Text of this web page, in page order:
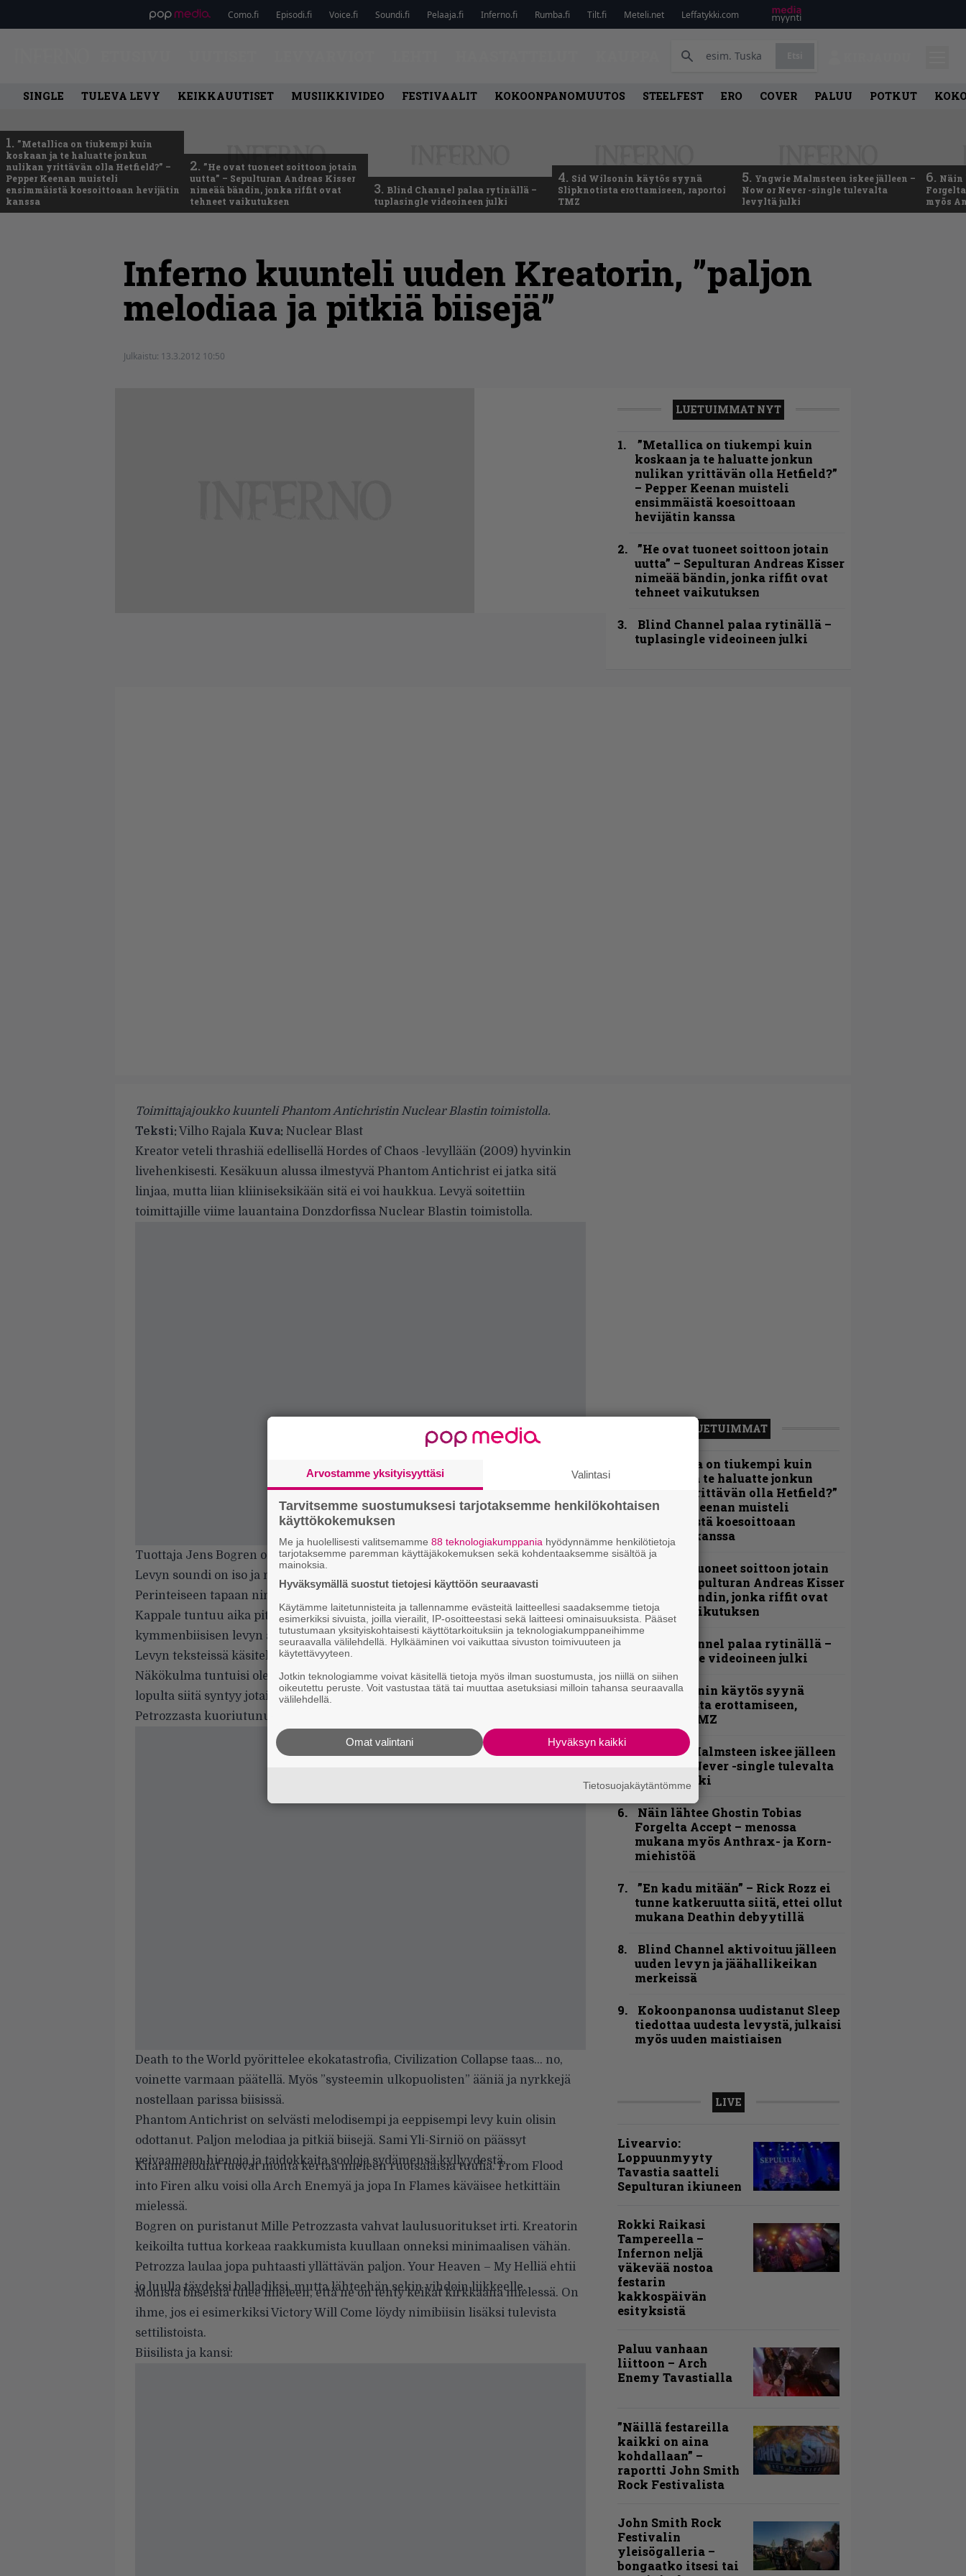
Como.fi Episodi.fi Voice.fi Soundi.fi Pelaaja.fi Inferno.fi Rumba.fi Tilt.fi Meteli.net Leffatykki.com
SINGLE TULEVA LEVY KEIKKAUUTISET MUSIIKKIVIDEO FESTIVAALIT KOKOONPANOMUUTOS STEELFEST ERO COVER PALUU POTKUT
1. ”Metallica on tiukempi kuin
koskaan ja te haluatte jonkun
nulikan yrittävän olla Hetfield?” –
Pepper Keenan muisteli
ensimmäistä koesoittoaan hevijätin
kanssa
2. ”He ovat tuoneet soittoon jotain
uutta” – Sepulturan Andreas Kisser
nimeää bändin, jonka riffit ovat
tehneet vaikutuksen
3. Blind Channel palaa rytinällä –
tuplasingle videoineen julki
4. Sid Wilsonin käytös syynä
Slipknotista erottamiseen, raportoi
TMZ
5. Yngwie Malmsteen iskee jälleen –
Now or Never -single tulevalta
levyltä julki
6. Näin
myös
Inferno kuunteli uuden Kreatorin, ”paljon
melodiaa ja pitkiä biisejä”
Julkaistu: 13.3.2012 10:50
LUETUIMMAT NYT
”Metallica on tiukempi kuin
koskaan ja te haluatte jonkun
nulikan yrittävän olla Hetfield?”
– Pepper Keenan muisteli
ensimmäistä koesoittoaan
hevijätin kanssa
”He ovat tuoneet soittoon jotain
uutta” – Sepulturan Andreas Kisser
nimeää bändin, jonka riffit ovat
tehneet vaikutuksen
Blind Channel palaa rytinällä –
tuplasingle videoineen julki
Toimittajajoukko kuunteli Phantom Antichristin Nuclear Blastin toimistolla.
Teksti: Vilho Rajala Kuva: Nuclear Blast
Kreator veteli thrashiä edellisellä Hordes of Chaos -levyllään (2009) hyvinkin
livehenkisesti. Kesäkuun alussa ilmestyvä Phantom Antichrist ei jatka sitä
linjaa, mutta liian kliiniseksikään sitä ei voi haukkua. Levyä soitettiin
toimittajille viime lauantaina Donzdorfissa Nuclear Blastin toimistolla.
Tuottaja Jens Bogren on tehnyt tämänkin bändin kanssa erittäin hyvää työtä.
Levyn soundi on iso ja miellyttävä. Ventorin rummut ovat yllättävän pinnassa.
Perinteiseen tapaan nimibiisi tulee heti intron jälkeen ja on varma livehitti.
Kappale tuntuu aika pitkältä, ja tämä vaikutelma toistuu moneen otteeseen
kymmenbiisisen levyn aikana.
Levyn teksteissä käsitellään monin paikoin vanhan loppua ja uuden alkua.
Näkökulma tuntuisi olevan se, että vaikka tuho on väkivaltainen ja hirveä,
lopulta siitä syntyy jotain uutta ja parempaa. Onkohan vanhasta pessimisti-
Petrozzasta kuoriutunut optimisti?
Death to the World pyörittelee ekokatastrofia, Civilization Collapse taas… no,
voinette varmaan päätellä. Myös ”systeemin ulkopuolisten” ääniä ja nyrkkejä
nostellaan parissa biisissä.
Phantom Antichrist on selvästi melodisempi ja eeppisempi levy kuin olisin
odottanut. Paljon melodiaa ja pitkiä biisejä. Sami Yli-Sirniö on päässyt
veivaamaan hienoja ja taidokkaita sooloja sydämensä kyllyydestä.
Kitaramelodiat tuovat monta kertaa mieleen ruotsalaisia tuulia. From Flood
into Firen alku voisi olla Arch Enemyä ja jopa In Flames käväisee hetkittäin
mielessä.
Bogren on puristanut Mille Petrozzasta vahvat laulusuoritukset irti. Kreatorin
keikoilta tuttua korkeaa raakkumista kuullaan onneksi minimaalisen vähän.
Petrozza laulaa jopa puhtaasti yllättävän paljon. Your Heaven – My Helliä ehtii
jo luulla täydeksi balladiksi, mutta lähteehän sekin vihdoin liikkeelle.
Monista biiseistä tulee mieleen, että ne on tehty keikat kirkkaana mielessä. On
ihme, jos ei esimerkiksi Victory Will Come löydy nimibiisin lisäksi tulevista
settilistoista.
Biisilista ja kansi:
LUETUIMMAT
”Metallica on tiukempi kuin
koskaan ja te haluatte jonkun
nulikan yrittävän olla Hetfield?”
– Pepper Keenan muisteli
ensimmäistä koesoittoaan
hevijätin kanssa
”He ovat tuoneet soittoon jotain
uutta” – Sepulturan Andreas Kisser
nimeää bändin, jonka riffit ovat
tehneet vaikutuksen
Blind Channel palaa rytinällä –
tuplasingle videoineen julki
Sid Wilsonin käytös syynä
Slipknotista erottamiseen,
raportoi TMZ
Yngwie Malmsteen iskee jälleen
– Now or Never -single tulevalta
levyltä julki
Näin lähtee Ghostin Tobias
Forgelta Accept – menossa
mukana myös Anthrax- ja Korn-
miehistöä
”En kadu mitään” – Rick Rozz ei
tunne katkeruutta siitä, ettei ollut
mukana Deathin debyytillä
Blind Channel aktivoituu jälleen
uuden levyn ja jäähallikeikan
merkeissä
Kokoonpanonsa uudistanut Sleep
tiedottaa uudesta levystä, julkaisi
myös uuden maistiaisen
LIVE
Livearvio:
Loppuunmyyty
Tavastia saatteli
Sepulturan ikiuneen
Rokki Raikasi
Tampereella –
Infernon neljä
väkevää nostoa
festarin
kakkospäivän
esityksistä
Paluu vanhaan
liittoon – Arch
Enemy Tavastialla
”Näillä festareilla
kaikki on aina
kohdallaan” –
raportti John Smith
Rock Festivalista
John Smith Rock
Festivalin
yleisögalleria –
bongaatko itsesi tai
Arvostamme yksityisyyttäsi Valintasi
Tarvitsemme suostumuksesi tarjotaksemme henkilökohtaisen
käyttökokemuksen
Me ja huolellisesti valitsemamme 88 teknologiakumppania hyödynnämme henkilötietoja
tarjotaksemme paremman käyttäjäkokemuksen sekä kohdentaaksemme sisältöä ja
mainoksia.
Hyväksymällä suostut tietojesi käyttöön seuraavasti
Käytämme laitetunnisteita ja tallennamme evästeitä laitteellesi saadaksemme tietoja
esimerkiksi sivuista, joilla vierailit, IP-osoitteestasi sekä laitteesi ominaisuuksista. Pääset
tutustumaan yksityiskohtaisesti käyttötarkoituksiin ja teknologiakumppaneihimme
seuraavalla välilehdellä. Hylkääminen voi vaikuttaa sivuston toimivuuteen ja
käytettävyyteen.
Jotkin teknologiamme voivat käsitellä tietoja myös ilman suostumusta, jos niillä on siihen
oikeutettu peruste. Voit vastustaa tätä tai muuttaa asetuksiasi milloin tahansa seuraavalla
välilehdellä.
Hyväksyn kaikki
Omat valintani
Tietosuojakäytäntömme